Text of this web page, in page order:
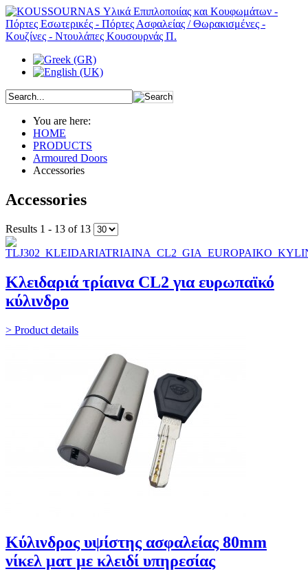
You are here:
HOME
PRODUCTS
Armoured Doors
Accessories
Accessories
Results 1 - 13 of 13
Κλειδαριά τρίαινα CL2 για ευρωπαϊκό
κύλινδρο
> Product details
Κύλινδρος υψίστης ασφαλείας 80mm
νίκελ ματ με κλειδί υπηρεσίας